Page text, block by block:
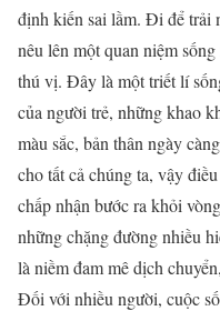
định kiến sai lầm. Đi để trải
nêu lên một quan niệm
thú vị. Đây là một triết lí
của người trẻ, những khao
màu sắc, bản thân ngày
cho tất cả chúng ta, vậy
chấp nhận bước ra khỏi
những chặng đường nhiều
là niềm đam mê dịch
Đối với nhiều người, cuộc